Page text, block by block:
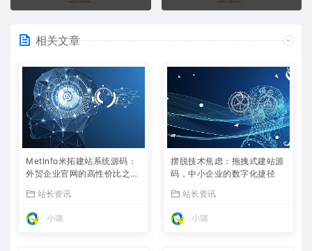
相关文章
MetInfo米拓建站系统源码：
外贸企业官网的高性价比之
站长资讯
小璐
摆脱技术焦虑：拖拽式建站源
码，中小企业的数字化捷径
站长资讯
小璐